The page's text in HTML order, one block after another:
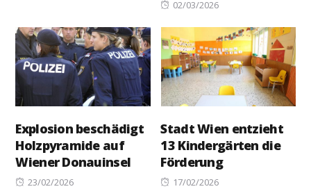
Posted
02/03/2026
Explosion beschädigt
Holzpyramide auf
Wiener Donauinsel
Posted
23/02/2026
Stadt Wien entzieht
13 Kindergärten die
Förderung
Posted
17/02/2026